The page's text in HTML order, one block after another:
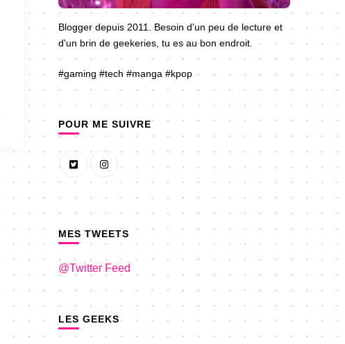
Blogger depuis 2011. Besoin d'un peu de lecture et
d'un brin de geekeries, tu es au bon endroit.
#gaming #tech #manga #kpop
POUR ME SUIVRE
MES TWEETS
@Twitter Feed
LES GEEKS